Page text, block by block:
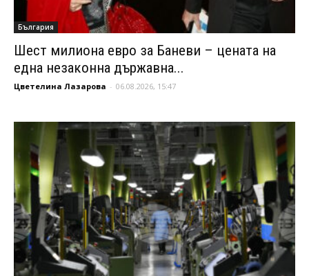
България
Шест милиона евро за Баневи – цената на
една незаконна държавна...
Цветелина Лазарова - 06.08.2026, 15:47